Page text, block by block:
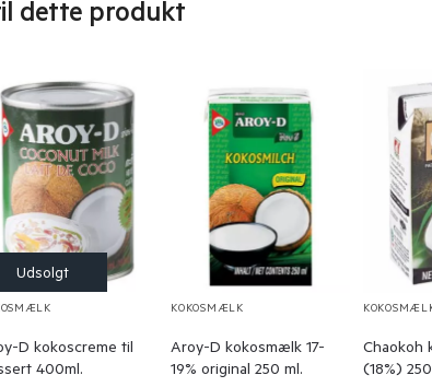
dette produkt
D kokoscreme til
400ml.
KOKOSMÆLK
Aroy-D kokosmælk 17-
19% original 250 ml.
Chaokoh
(18%)